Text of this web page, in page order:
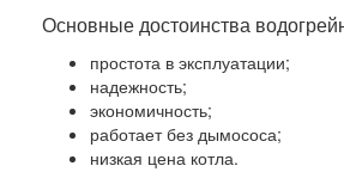
Основные достоинства
простота в эксплуатации;
надежность;
экономичность;
работает без дымососа;
низкая цена котла.